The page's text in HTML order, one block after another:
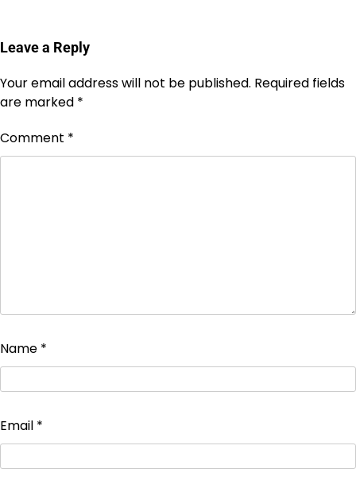
Leave a Reply
Your email address will not be published. Required fields
are marked *
Comment *
Name *
Email *